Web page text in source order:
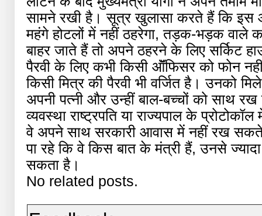
सामने रखी है। सूत्र खुलासा करते हैं कि इस
महंगे होटलों में नहीं ठहरेगा, तड़क-भड़क
बाहर जाते हैं तो अपने ठहरने के लिए सर्किट
पैरवी के लिए कभी किसी ऑॅफिसर को फोन
किसी मित्र की पैरवी भी वर्जित है। उनको
अपनी पत्नी और उन्हीं बाल-बच्चों को साथ
व्यवस्था राष्ट्रपति या राज्यपाल के
वे अपने साथ सरकारी आवास में नहीं रख
पा रहे कि वे किस बात के मंत्री हैं, उनसे
सकता है।
No related posts.